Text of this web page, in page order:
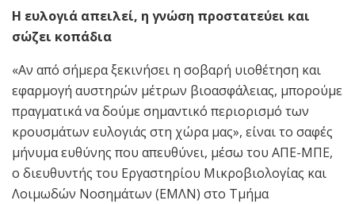
Η ευλογιά απειλεί, η γνώση προστατεύει και
σώζει κοπάδια
«Αν από σήμερα ξεκινήσει η σοβαρή υιοθέτηση και
εφαρμογή αυστηρών μέτρων βιοασφάλειας, μπορούμε
πραγματικά να δούμε σημαντικό περιορισμό των
κρουσμάτων ευλογιάς στη χώρα μας», είναι το σαφές
μήνυμα ευθύνης που απευθύνει, μέσω του ΑΠΕ-ΜΠΕ,
ο διευθυντής του Εργαστηρίου Μικροβιολογίας και
Λοιμωδών Νοσημάτων (ΕΜΛΝ) στο Τμήμα